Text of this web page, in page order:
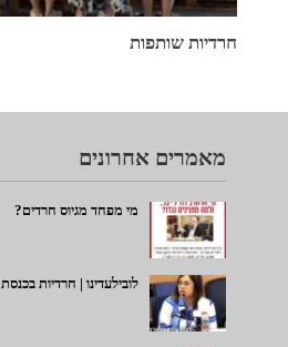
חרדיות שותפות
מאמרים אחרונים
מי מפחד מגיוס חרדים?
לובילעדינו | חרדיות בכנסת